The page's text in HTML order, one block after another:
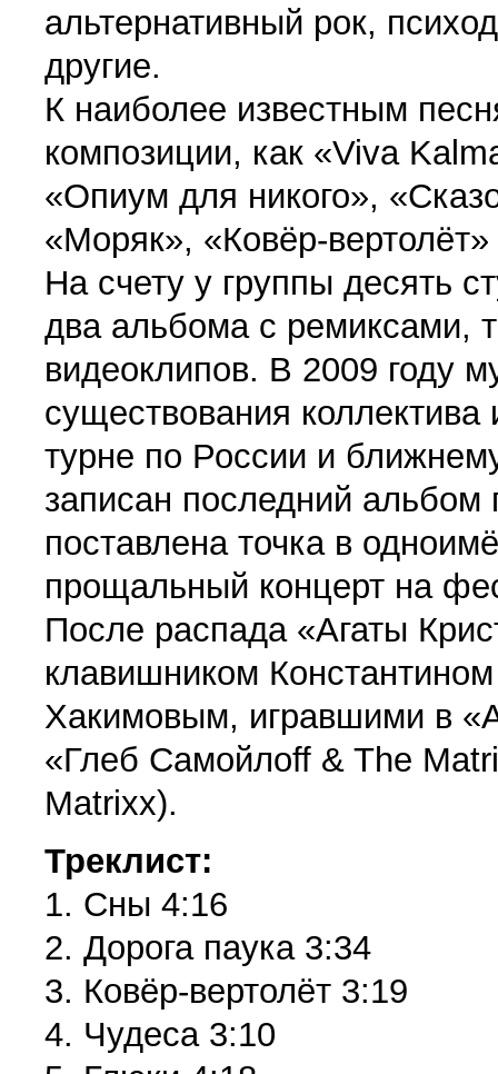
альтернативный рок,
другие.
К наиболее известным
композиции, как «Viva
«Опиум для никого»,
«Моряк», «Ковёр-
На счету у группы десять
два альбома с ремиксами,
видеоклипов. В 2009 году
существования коллектива
турне по России и
записан последний
поставлена точка в
прощальный концерт на
После распада «Агаты
клавишником
Хакимовым, игравшими в
«Глеб Самойлоff & The
Matrixx).
Треклист:
1. Сны 4:16
2. Дорога паука 3:34
3. Ковёр-вертолёт 3:19
4. Чудеса 3:10